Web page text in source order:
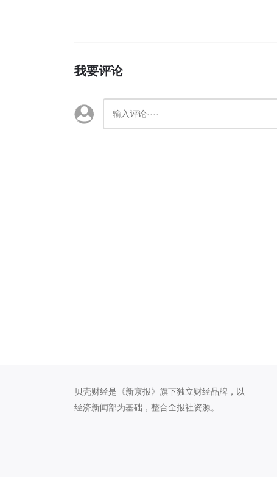
我要评论
贝壳财经是《新京报》旗下独立财经品牌，以
经济新闻部为基础，整合全报社资源。